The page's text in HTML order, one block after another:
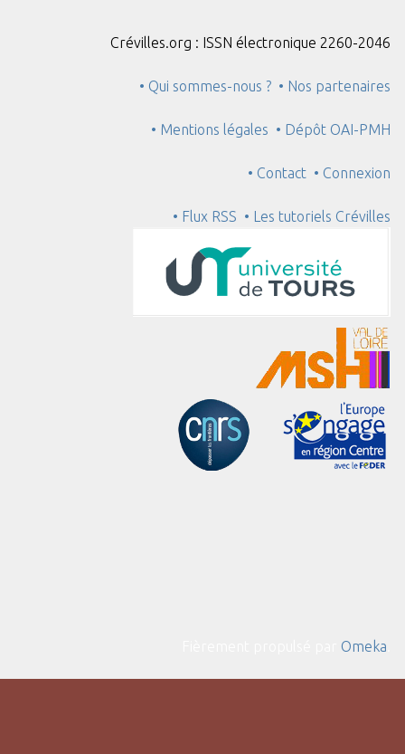
Crévilles.org : ISSN électronique 2260-2046
• Qui sommes-nous ? • Nos partenaires
• Mentions légales • Dépôt OAI-PMH
• Contact • Connexion
• Flux RSS • Les tutoriels Crévilles
Omeka